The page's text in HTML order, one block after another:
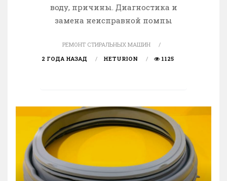
воду, причины. Диагностика и
замена неисправной помпы
РЕМОНТ СТИРАЛЬНЫХ МАШИН
2 ГОДА НАЗАД
HETURION 1125